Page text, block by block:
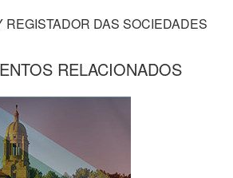
DAS SOCIEDADES
RELACIONADOS